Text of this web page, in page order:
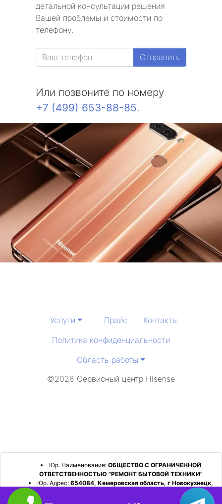
детальной консультации решения
Вашей проблемы и стоимости по
телефону.
Отправить
Или позвоните по номеру
+7 (499) 653-88-85.
Услуги Прайс
Контакты
Политика конфиденциальности
Область работы
©2026 Сервисный центр Hisense
Юр. Наименование: ОБЩЕСТВО С ОГРАНИЧЕННОЙ
ОТВЕТСТВЕННОСТЬЮ "РЕМОНТ БЫТОВОЙ ТЕХНИКИ"
Юр. Адрес: 654084, Кемеровская область, г Новокузнецк,
р-н Орджоникидзевский, пр-кт Шахтеров, д. 31, кв. 2